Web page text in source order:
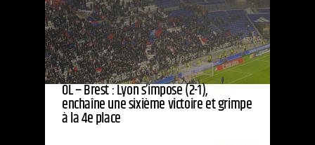
OL – Brest : Lyon s’impose (2-1),
enchaîne une sixième victoire et grimpe
à la 4e place